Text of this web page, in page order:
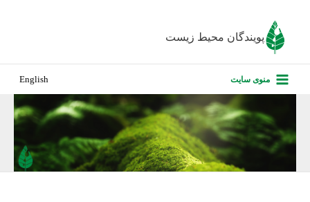
پویندگان محیط زیست
منوی سایت English
درباره ما
پروژه‌های
تماس با ما